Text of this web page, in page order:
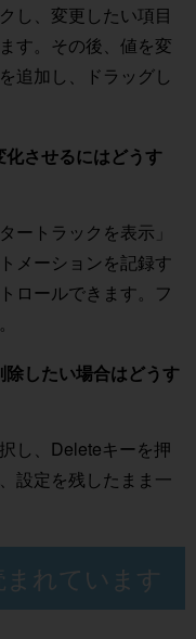
し、変更したい項目
す。その後、値を変
追加し、ドラッグし
させるにはどうす
ートラックを表示」
メーションを記録す
ロールできます。フ
したい場合はどうす
し、Deleteキーを押
設定を残したまま一
れています